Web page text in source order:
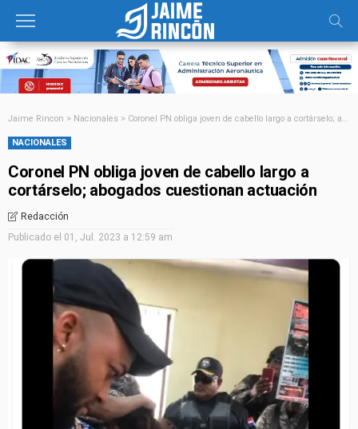
Jaime Rincon > Nacionales > Coronel PN obliga joven de cabello largo a cortárselo; abogados cuestionan actuación
NACIONALES
Coronel PN obliga joven de cabello largo a
cortárselo; abogados cuestionan actuación
Redacción
Publicado el 01, Jul. 2023 a 12:59 am